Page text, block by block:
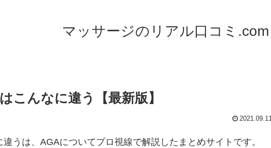
マッサージのリアル口コミ.com
こんなに違う【最新版】
2021.09.11
うは、AGAについてプロ視線で解説したまとめサイトです。